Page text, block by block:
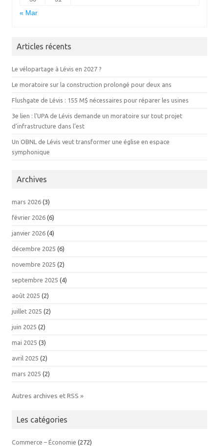
« Mar
Articles récents
Le vélopartage à Lévis en 2027 ?
Le moratoire sur la construction prolongé pour deux ans
Flushgate de Lévis : 155 M$ nécessaires pour réparer les usines
3e lien : l’UPA de Lévis demande un moratoire sur tout projet
d’infrastructure dans l’est
Un OBNL de Lévis veut transformer une église en espace
symphonique
Archives
mars 2026 (3)
février 2026 (6)
janvier 2026 (4)
décembre 2025 (6)
novembre 2025 (2)
septembre 2025 (4)
août 2025 (2)
juillet 2025 (2)
juin 2025 (2)
mai 2025 (3)
avril 2025 (2)
mars 2025 (2)
Autres archives et RSS »
Les catégories
Commerce – Économie (272)